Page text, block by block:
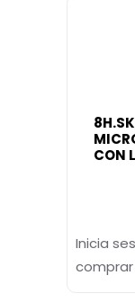
CON
Inicia
comprar